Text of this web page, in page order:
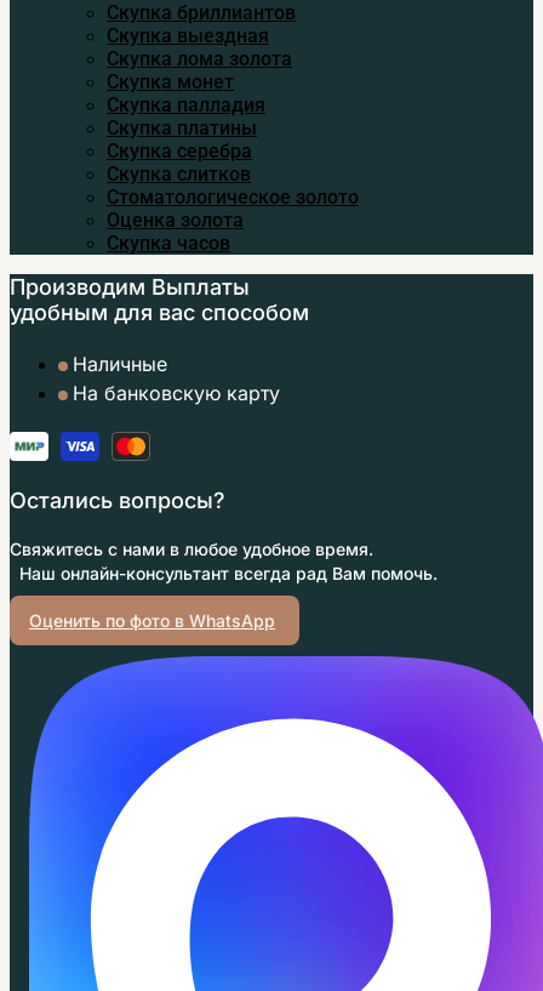
Скупка бриллиантов
Скупка выездная
Скупка лома золота
Скупка монет
Скупка палладия
Скупка платины
Скупка серебра
Скупка слитков
Стоматологическое золото
Оценка золота
Скупка часов
Производим Выплаты
удобным для вас способом
Наличные
На банковскую карту
Остались вопросы?
Свяжитесь с нами в любое удобное время.
Наш онлайн-консультант всегда рад Вам помочь.
Оценить по фото в WhatsApp